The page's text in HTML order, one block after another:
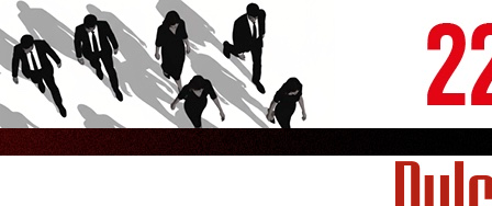
Jump to navigation